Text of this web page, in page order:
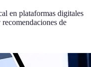
en plataformas digitales
de